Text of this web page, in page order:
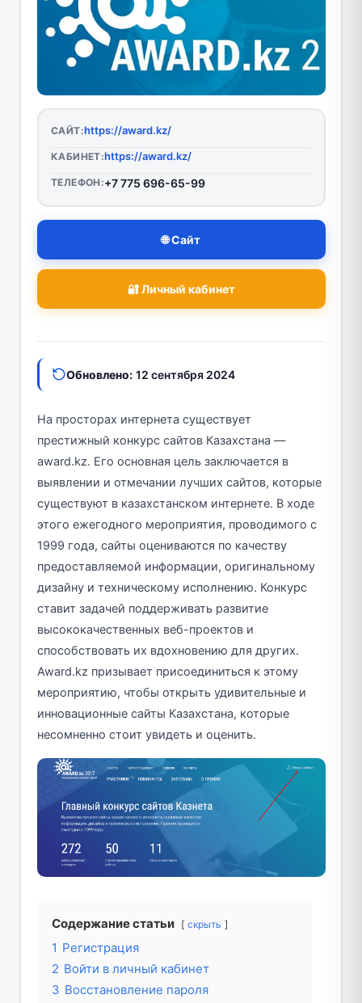
САЙТ:https://award.kz/
КАБИНЕТ:https://award.kz/
ТЕЛЕФОН:+7 775 696-65-99
🌐 Сайт
🔐 Личный кабинет
Обновлено: 12 сентября 2024
На просторах интернета существует
престижный конкурс сайтов Казахстана —
award.kz. Его основная цель заключается в
выявлении и отмечании лучших сайтов, которые
существуют в казахстанском интернете. В ходе
этого ежегодного мероприятия, проводимого с
1999 года, сайты оцениваются по качеству
предоставляемой информации, оригинальному
дизайну и техническому исполнению. Конкурс
ставит задачей поддерживать развитие
высококачественных веб-проектов и
способствовать их вдохновению для других.
Award.kz призывает присоединиться к этому
мероприятию, чтобы открыть удивительные и
инновационные сайты Казахстана, которые
несомненно стоит увидеть и оценить.
Содержание статьи скрыть
1 Регистрация
2 Войти в личный кабинет
3 Восстановление пароля